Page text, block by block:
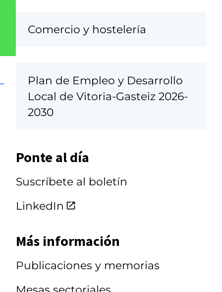
Comercio y hostelería
Plan de Empleo y Desarrollo
Local de Vitoria-Gasteiz 2026-
2030
Ponte al día
Suscríbete al boletín
LinkedIn
Más información
Publicaciones y memorias
Mesas sectoriales